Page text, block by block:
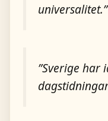
universalitet.”
”Sverige har